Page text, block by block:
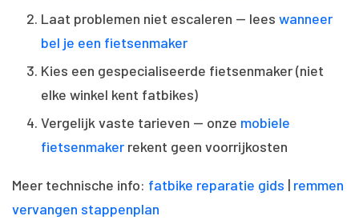
Laat problemen niet escaleren — lees wanneer
bel je een fietsenmaker
Kies een gespecialiseerde fietsenmaker (niet
elke winkel kent fatbikes)
Vergelijk vaste tarieven — onze mobiele
fietsenmaker rekent geen voorrijkosten
Meer technische info: fatbike reparatie gids | remmen
vervangen stappenplan